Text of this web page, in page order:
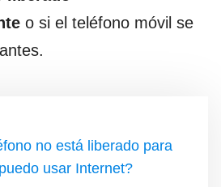
o si el teléfono móvil se
no está liberado para
usar Internet?